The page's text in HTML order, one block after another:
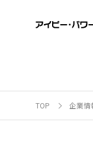
TOP 企業情